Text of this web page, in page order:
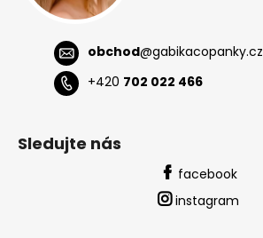
obchod@gabikacopanky.cz
+420 702 022 466
Sledujte nás
facebook
instagram